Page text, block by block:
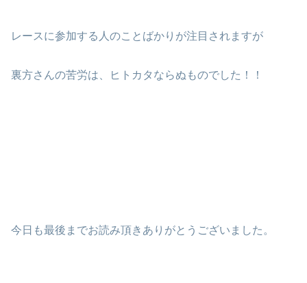
レースに参加する人のことばかりが注目されますが
裏方さんの苦労は、ヒトカタならぬものでした！！
今日も最後までお読み頂きありがとうございました。